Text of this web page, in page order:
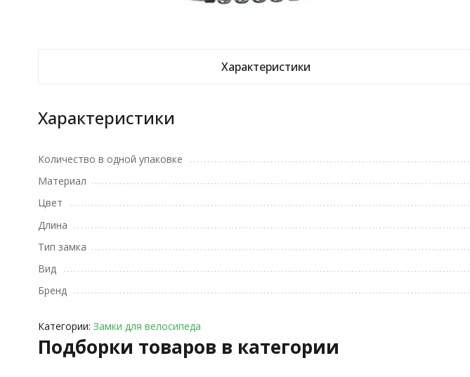
Характеристики
Характеристики
Количество в одной упаковке
Материал
Цвет
Длина
Тип замка
Вид
Бренд
Категории: Замки для велосипеда
Подборки товаров в категории